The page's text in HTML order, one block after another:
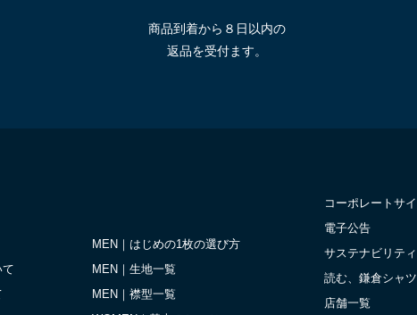
商品到着から８日以内の
返品を受付ます。
MEN｜はじめの1枚の選び方
MEN｜生地一覧
MEN｜襟型一覧
コーポレートサ
電子公告
サステナビリティ
読む、鎌倉シャ
店舗一覧